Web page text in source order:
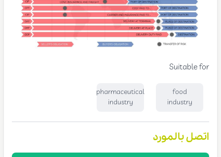
Suitable for
food
industry
pharmaceutical
industry
اتصل بالمورد